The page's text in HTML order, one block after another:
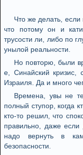
Что же делать,
что потому он и
трусости ли, либо по
унылой реальности.
Но повторю, были
е, Синайский кризис,
Израиля. Да и много
Времена, увы не
полный ступор, когда
кто-то решил, что
правильно, даже если
надо вернуть в
безопасности.